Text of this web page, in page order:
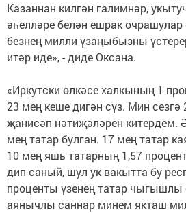
Казаннан килгән галимнәр,
әһелләре белән ешрак
безнең милли үзаңыбызны
итәр иде», - диде Оксана.
«Иркутски өлкәсе халкының 1
23 мең кеше дигән сүз. Мин сезгә
җанисәп нәтиҗәләрен китердем.
мең татар булган. 17 мең татар
10 мең яшь татарның 1,57
дип саный, шул ук вакытта бу
проценты үзенең татар чыгышлы
аянычлы саннар минем якташ